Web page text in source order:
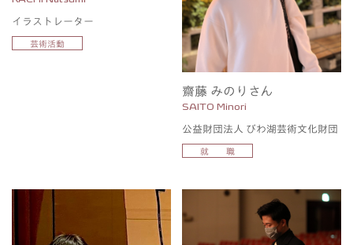
イラストレーター
芸術活動
齋藤 みのりさん
SAITO Minori
公益財団法人 びわ湖芸術文化財団
就 職